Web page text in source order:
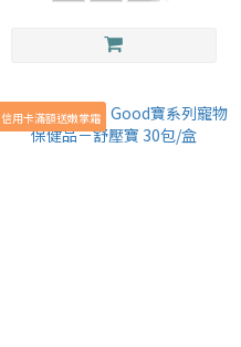
信用卡滿額送嫩掌霜